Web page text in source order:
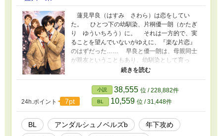
蓮見早良（はすみ さわら）は恋をしてい
た。 ひとつ下の幼馴染、片桐優一朗（かたぎ
り ゆういちろう）に。 それは一方的で、実
ることを望んでいないがゆえに、『楽な片恋』
のはずだった…… 早良と優一朗は、母親同士
が親友ということもあり、幼馴染として育っ
た。 ひとつ年上ということは、高校生までな
らばアドバンテージになる。 平々凡々な自分
でも、年上の幼馴染、ということですべてに優
秀な優一朗に対して兄貴ぶった優しさで接する
ことができる。 高校三年生になった早良は、
今年が最後になる『年上の幼馴染』としての立
ち位置をかみしめて、その後は手の届かない存
在になるであろう優一朗を、遠くから片恋して
24h.ポイント 7pt
小説 38,555 位 / 228,882件
BL 10,559 位 / 31,448件
BL アンダルシュノベルズb
年下攻め